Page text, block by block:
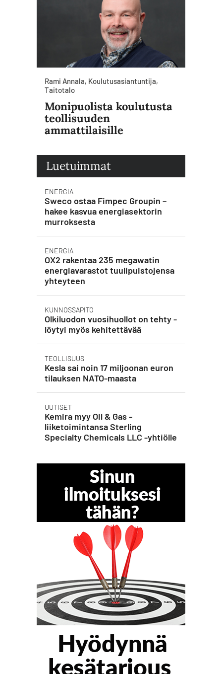
Rami Annala, Koulutusasiantuntija,
Taitotalo
Monipuolista koulutusta
teollisuuden
ammattilaisille
Luetuimmat
ENERGIA
Sweco ostaa Fimpec Groupin –
hakee kasvua energiasektorin
murroksesta
ENERGIA
OX2 rakentaa 235 megawatin
energiavarastot tuulipuistojensa
yhteyteen
KUNNOSSAPITO
Olkiluodon vuosihuollot on tehty -
löytyi myös kehitettävää
TEOLLISUUS
Kesla sai noin 17 miljoonan euron
tilauksen NATO-maasta
UUTISET
Kemira myy Oil & Gas -
liiketoimintansa Sterling
Specialty Chemicals LLC -yhtiölle